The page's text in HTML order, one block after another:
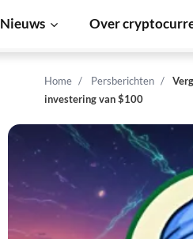
Nieuws Over
Home Persberichten
investering van $100